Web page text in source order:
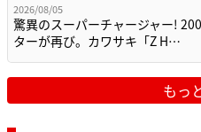
2026/08/05
驚異のスーパーチャージャー!
ターが再び。カワサキ「Z H…
もっ